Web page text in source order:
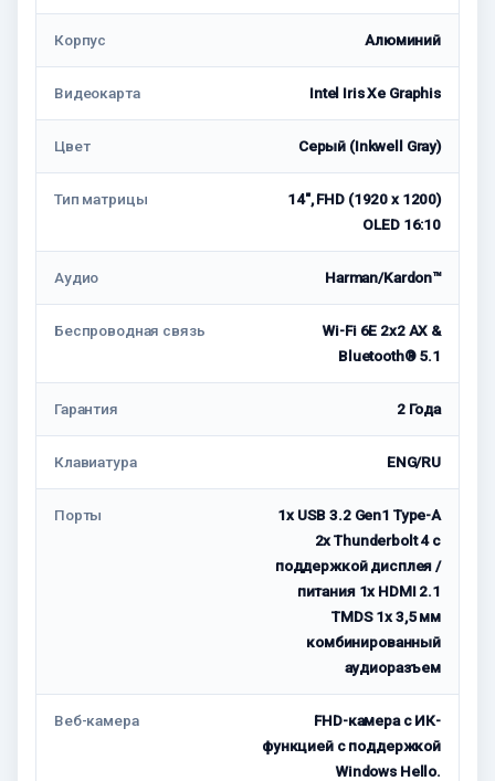
Корпус Алюминий
Видеокарта Intel Iris Xe Graphis
Цвет Серый (Inkwell Gray)
Тип матрицы
14", FHD (1920 x 1200)
OLED 16:10
Аудио Harman/Kardon™
Беспроводная связь
Wi-Fi 6E 2x2 AX &
Bluetooth® 5.1
Гарантия 2 Года
Клавиатура ENG/RU
Порты
1x USB 3.2 Gen1 Type-A
2x Thunderbolt 4 с
поддержкой дисплея /
питания 1x HDMI 2.1
TMDS 1x 3,5 мм
комбинированный
аудиоразъем
Веб-камера
FHD-камера с ИК-
функцией с поддержкой
Windows Hello.